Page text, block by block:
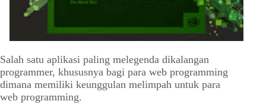
Salah satu aplikasi paling melegenda dikalangan
programmer, khususnya bagi para web programming
dimana memiliki keunggulan melimpah untuk para
web programming.